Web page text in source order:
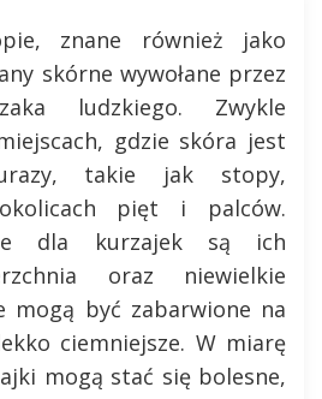
znane również jako
skórne wywołane przez
ludzkiego. Zwykle
gdzie skóra jest
takie jak stopy,
pięt i palców.
dla kurzajek są ich
oraz niewielkie
mogą być zabarwione na
ciemniejsze. W miarę
mogą stać się bolesne,